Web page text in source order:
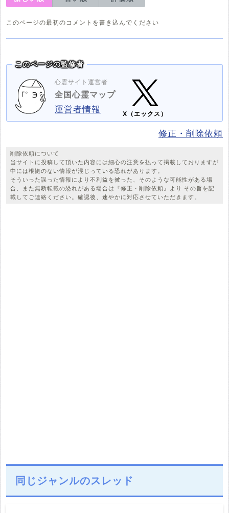
このページの最初のコメントを書き込んでください
このページの監修者
心霊サイト運営者
全国心霊マップ
運営者情報
X（エックス）
修正・削除依頼
削除依頼について
当サイトに投稿して頂いた内容には細心の注意を払って掲載しておりますが
中には根拠のない情報が混じっている恐れがあります。
そういった誤った情報により不利益を被った、そのような可能性がある場
合、また無断転載の恐れがある場合は『修正・削除依頼』より その旨を記
載してご連絡ください。確認後、速やかに対応させていただきます。
同じジャンルのスレッド